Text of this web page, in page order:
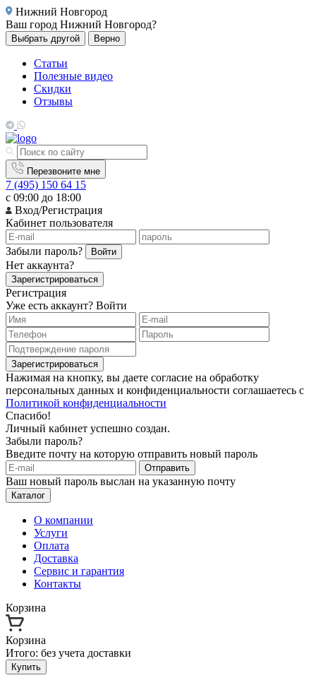
Нижний Новгород
Ваш город Нижний Новгород?
Выбрать другой Верно
Статьи
Полезные видео
Скидки
Отзывы
Перезвоните мне
7 (495) 150 64 15
с 09:00 до 18:00
Вход/Регистрация
Кабинет пользователя
Забыли пароль? Войти
Нет аккаунта?
Зарегистрироваться
Регистрация
Уже есть аккаунт? Войти
Зарегистрироваться
Нажимая на кнопку, вы даете согласие на обработку
персональных данных и конфиденциальности соглашаетесь с
Политикой конфиденциальности
Спасибо!
Личный кабинет успешно создан.
Забыли пароль?
Введите почту на которую отправить новый пароль
Отправить
Ваш новый пароль выслан на указанную почту
Каталог
О компании
Услуги
Оплата
Доставка
Сервис и гарантия
Контакты
Корзина
Корзина
Итого: без учета доставки
Купить